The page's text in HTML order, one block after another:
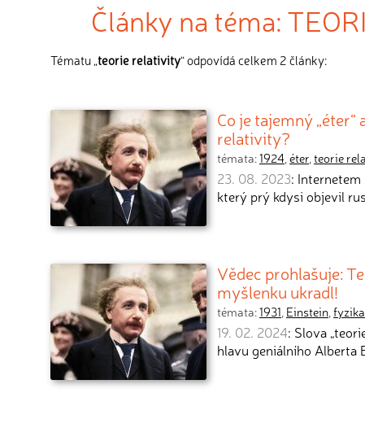
Články na téma:
Tématu „teorie relativity“ odpovídá celkem 2 články:
Co je tajemný
relativity?
témata:1924,éter,teorie
23. 08. 2023: Internetem
který prý kdysi objevil
Vědec prohlašuje:
myšlenku ukradl!
témata:1931, Einstein,fyzika
19. 02. 2024: Slova
hlavu geniálního Alberta